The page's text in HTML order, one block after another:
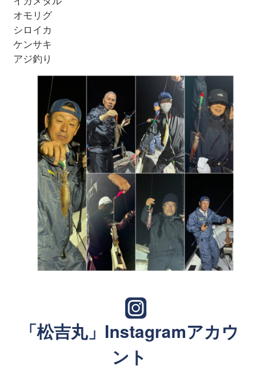
オモリグ
シロイカ
ケンサキ
アジ釣り
「松吉丸」Instagramアカウ
ント